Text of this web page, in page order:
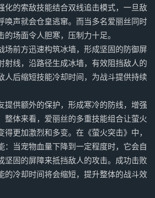
化的索敌技能结合双线追击模式，一旦敌
唤声就会仓皇逃窜。而当多名爱丽丝同时
的场面令人胆寒，压制力十足。
场前方迅速构筑冰墙，形成坚固的防御屏
射线，沿路径生成冰墙，有效阻挡敌人的
人后缩短技能冷却时间，为战斗提供持续
提供额外的保护，形成寒冷的防线，增强
整体来看，爱丽丝的多重技能组合让萤火
得更加激烈和多变。在《萤火突击》中，
：当宠物血量下降到一定程度时，它会自
坚固的屏障来抵挡敌人的攻击。成功击败
的冷却时间将会缩短，提升整体的战斗效